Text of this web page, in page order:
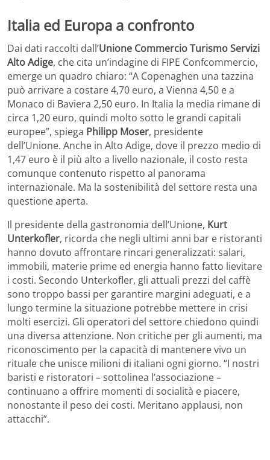
Italia ed Europa a confronto
Dai dati raccolti dall’Unione Commercio Turismo Servizi
Alto Adige, che cita un’indagine di FIPE Confcommercio,
emerge un quadro chiaro: “A Copenaghen una tazzina
può arrivare a costare 4,70 euro, a Vienna 4,50 e a
Monaco di Baviera 2,50 euro. In Italia la media rimane di
circa 1,20 euro, quindi molto sotto le grandi capitali
europee”, spiega Philipp Moser, presidente
dell’Unione. Anche in Alto Adige, dove il prezzo medio di
1,47 euro è il più alto a livello nazionale, il costo resta
comunque contenuto rispetto al panorama
internazionale. Ma la sostenibilità del settore resta una
questione aperta.
Il presidente della gastronomia dell’Unione, Kurt
Unterkofler, ricorda che negli ultimi anni bar e ristoranti
hanno dovuto affrontare rincari generalizzati: salari,
immobili, materie prime ed energia hanno fatto lievitare
i costi. Secondo Unterkofler, gli attuali prezzi del caffè
sono troppo bassi per garantire margini adeguati, e a
lungo termine la situazione potrebbe mettere in crisi
molti esercizi. Gli operatori del settore chiedono quindi
una diversa attenzione. Non critiche per gli aumenti, ma
riconoscimento per la capacità di mantenere vivo un
rituale che unisce milioni di italiani ogni giorno. “I nostri
baristi e ristoratori – sottolinea l’associazione –
continuano a offrire momenti di socialità e piacere,
nonostante il peso dei costi. Meritano applausi, non
attacchi”.